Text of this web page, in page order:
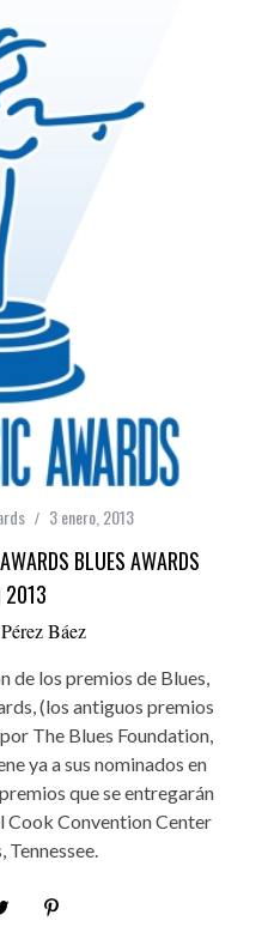
3 enero, 2013
BLUES AWARDS
2013
Báez
de los premios de Blues,
(los antiguos premios
The Blues Foundation,
ya a sus nominados en
que se entregarán
Cook Convention Center